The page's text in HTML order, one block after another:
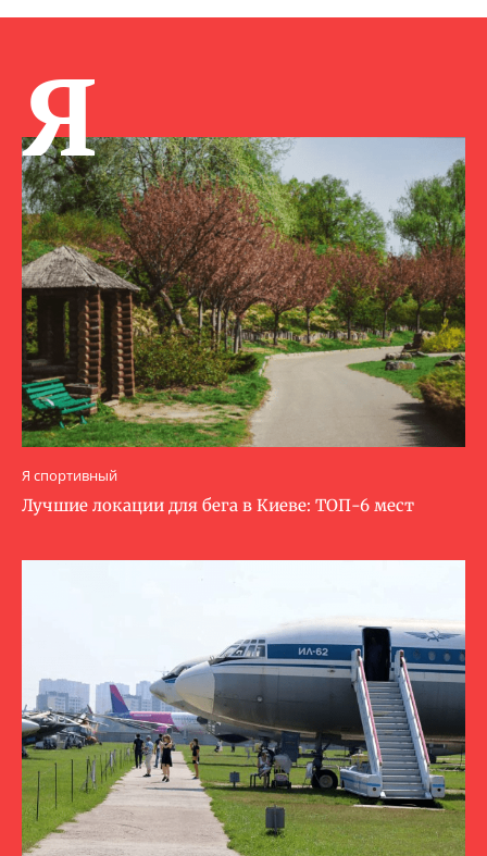
Я
Я спортивный
Лучшие локации для бега в Киеве: ТОП-6 мест